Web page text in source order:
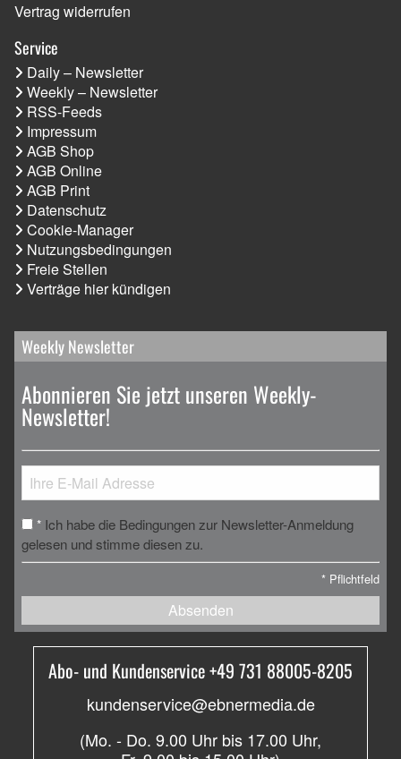
Vertrag widerrufen
Service
Daily – Newsletter
Weekly – Newsletter
RSS-Feeds
Impressum
AGB Shop
AGB Online
AGB Print
Datenschutz
Cookie-Manager
Nutzungsbedingungen
Freie Stellen
Verträge hier kündigen
Weekly Newsletter
Abonnieren Sie jetzt unseren Weekly-
Newsletter!
* Ich habe die Bedingungen zur Newsletter-Anmeldung
gelesen und stimme diesen zu.
* Pflichtfeld
Absenden
Abo- und Kundenservice +49 731 88005-8205
kundenservice@ebnermedia.de
(Mo. - Do. 9.00 Uhr bis 17.00 Uhr,